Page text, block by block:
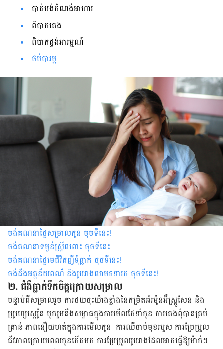
បាត់បង់ចំណង់អាហារ
ពិបាកគេង
ពិបាកផ្ចង់អារម្មណ៍
ថប់បារម្ភ
ចង់គណនាថ្ងៃសម្រាលកូន ចុចទីនេះ!
ចង់គណនាទម្ងន់ស្រ្តីពពោះ ចុចទីនេះ!
ចង់គណនាថ្ងៃមេជីវិតញីទុំធ្លាក់ ចុចទីនេះ!
ចង់ដឹងអត្ថន័យពណ៌ និងរូបរាងលាមកទារក ចុចទីនេះ!
២. ជំងឺធ្លាក់ទឹកចិត្តក្រោយសម្រាល
បន្ទាប់ពីសម្រាលរួច ការថយចុះយ៉ាងខ្លាំងនៃកម្រិតអ័រម៉ូនអ៊ឹស្ត្រូសែន និង
ប្រូហ្សេស្តេរ៉ូន បូករួម​នឹង​សម្ពាធក្នុងការមើលថែទាំកូន ការគេងពុំបានគ្រប់
គ្រាន់ ភាពនឿយហត់ក្នុងការមើលកូន ការ​ឈឺចាប់មុខរបួស ការប្រែប្រួល
ជីវភាពក្រោយពេលកូនកើតមក ការប្រែប្រួលរូបរាង​ដែលអាចធ្វើឱ្យ​ម៉ាក់ៗ​